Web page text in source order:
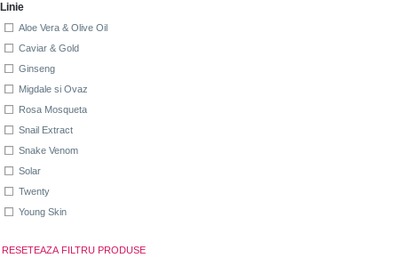
Linie
Aloe Vera & Olive Oil
Caviar & Gold
Ginseng
Migdale si Ovaz
Rosa Mosqueta
Snail Extract
Snake Venom
Solar
Twenty
Young Skin